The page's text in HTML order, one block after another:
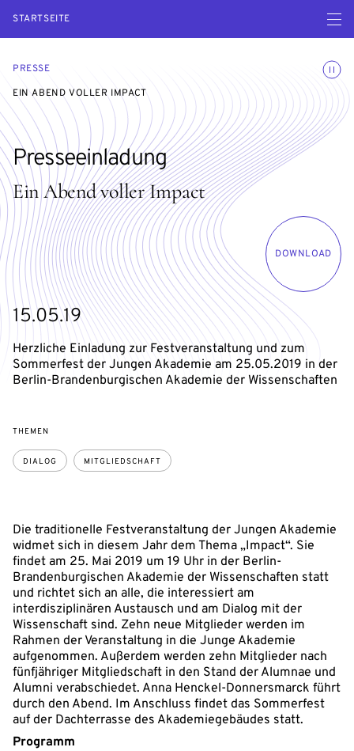
STARTSEITE Menü
PRESSE
EIN ABEND VOLLER IMPACT
Ein Abend voller Impact
Presseeinladung
DOWNLOAD
15.05.19
Herzliche Einladung zur Festveranstaltung und zum
Sommerfest der Jungen Akademie am 25.05.2019 in der
Berlin-Brandenburgischen Akademie der Wissenschaften
THEMEN
DIALOG MITGLIEDSCHAFT
Die traditionelle Festveranstaltung der Jungen Akademie
widmet sich in diesem Jahr dem Thema „Impact“. Sie
findet am 25. Mai 2019 um 19 Uhr in der Berlin-
Brandenburgischen Akademie der Wissenschaften statt
und richtet sich an alle, die interessiert am
interdisziplinären Austausch und am Dialog mit der
Wissenschaft sind. Zehn neue Mitglieder werden im
Rahmen der Veranstaltung in die Junge Akademie
aufgenommen. Außerdem werden zehn Mitglieder nach
fünfjähriger Mitgliedschaft in den Stand der Alumnae und
Alumni verabschiedet. Anna Henckel-Donnersmarck führt
durch den Abend. Im Anschluss findet das Sommerfest
auf der Dachterrasse des Akademiegebäudes statt.
Programm